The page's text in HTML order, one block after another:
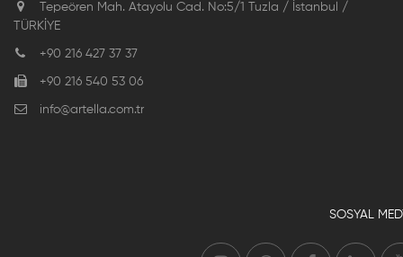
Tepeören Mah. Atayolu Cad. No:5/1 Tuzla / İstanbul /
TÜRKİYE
+90 216 427 37 37
+90 216 540 53 06
info@artella.com.tr
SOSYAL